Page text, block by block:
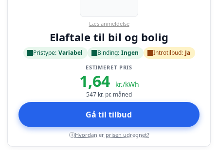
Læs anmeldelse
Elaftale til bil og bolig
Pristype: Variabel Binding: Ingen Introtilbud: Ja
ESTIMERET PRIS
1,64 kr./kWh
547 kr. pr. måned
Gå til tilbud
i Hvordan er prisen udregnet?